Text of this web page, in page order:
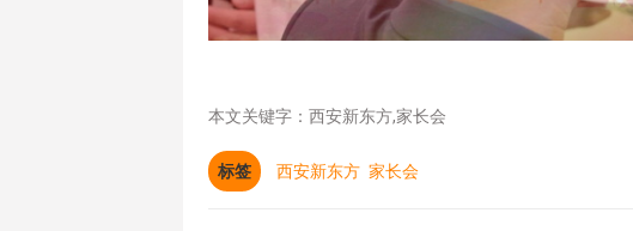
本文关键字：西安新东方,家长会
标签 西安新东方 家长会